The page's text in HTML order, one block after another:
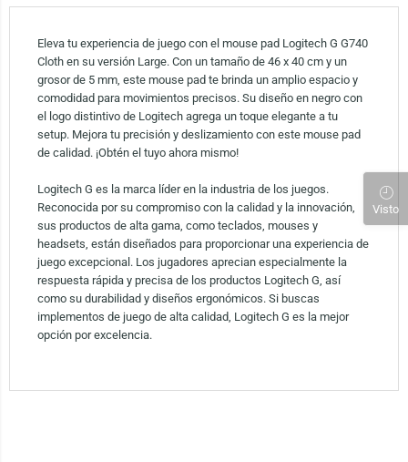
Eleva tu experiencia de juego con el mouse pad Logitech G G740
Cloth en su versión Large. Con un tamaño de 46 x 40 cm y un
grosor de 5 mm, este mouse pad te brinda un amplio espacio y
comodidad para movimientos precisos. Su diseño en negro con
el logo distintivo de Logitech agrega un toque elegante a tu
setup. Mejora tu precisión y deslizamiento con este mouse pad
de calidad. ¡Obtén el tuyo ahora mismo!
Logitech G es la marca líder en la industria de los juegos.
Reconocida por su compromiso con la calidad y la innovación,
sus productos de alta gama, como teclados, mouses y
headsets, están diseñados para proporcionar una experiencia de
juego excepcional. Los jugadores aprecian especialmente la
respuesta rápida y precisa de los productos Logitech G, así
como su durabilidad y diseños ergonómicos. Si buscas
implementos de juego de alta calidad, Logitech G es la mejor
opción por excelencia.
Visto